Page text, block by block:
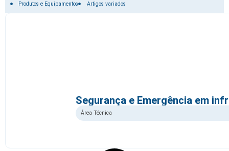
Produtos e Equipamentos
Artigos variados
Segurança e Emergência em
Área Técnica